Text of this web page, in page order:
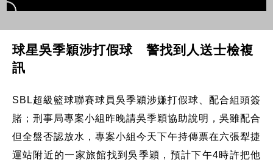
球星吳季穎涉打假球 警找到人送士檢複
訊
SBL超級籃球聯賽球員吳季穎涉嫌打假球、配合組頭簽
賭；刑事局專案小組昨晚請吳季穎協助說明，吳雖配合
但全盤否認放水，專案小組今天下午持傳票在六張犁捷
運站附近的一家旅館找到吳季穎，預計下午4時許把他